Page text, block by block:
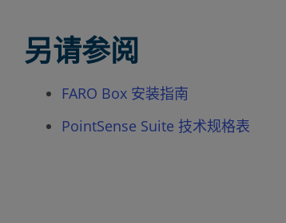
另请参阅
FARO Box 安装指南
PointSense Suite 技术规格表